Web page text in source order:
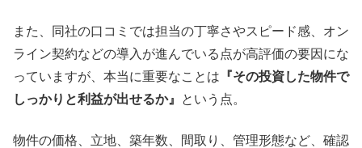
また、同社の口コミでは担当の丁寧さやスピード感、オン
ライン契約などの導入が進んでいる点が高評価の要因にな
っていますが、本当に重要なことは 『その投資した物件で
しっかりと利益が出せるか』
という点。
物件の価格、立地、築年数、間取り、管理形態など、確認